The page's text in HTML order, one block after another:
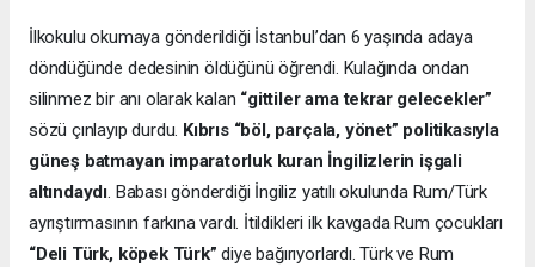
İlkokulu okumaya gönderildiği İstanbul’dan 6 yaşında adaya
döndüğünde dedesinin öldüğünü öğrendi. Kulağında ondan
silinmez bir anı olarak kalan “gittiler ama tekrar gelecekler”
sözü çınlayıp durdu. Kıbrıs “böl, parçala, yönet” politikasıyla
güneş batmayan imparatorluk kuran İngilizlerin işgali
altındaydı. Babası gönderdiği İngiliz yatılı okulunda Rum/Türk
ayrıştırmasının farkına vardı. İtildikleri ilk kavgada Rum çocukları
“Deli Türk, köpek Türk” diye bağırıyorlardı. Türk ve Rum